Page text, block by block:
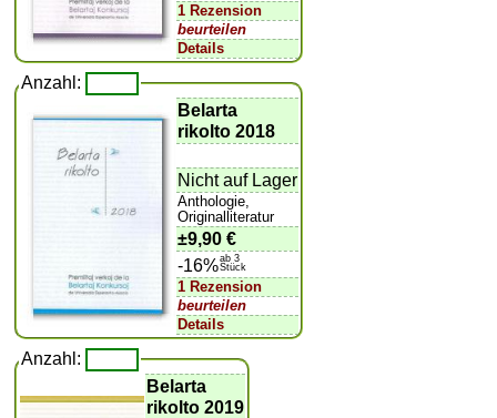
1 Rezension
beurteilen
Details
Anzahl:
Belarta
rikolto 2018
Nicht auf Lager
Anthologie,
Originalliteratur
±9,90 €
-16%ab 3
Stück
1 Rezension
beurteilen
Details
Anzahl:
Belarta
rikolto 2019